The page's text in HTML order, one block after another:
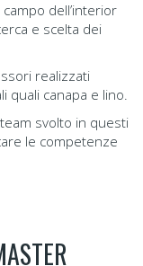
dell’interior
e scelta dei
realizzati
quali canapa e lino.
svolto in questi
le competenze